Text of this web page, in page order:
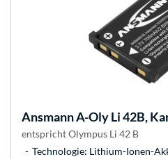
AnsmannA-Oly Li 42B,
entspricht Olympus Li 42 B
Technologie: Lithium-Ionen-